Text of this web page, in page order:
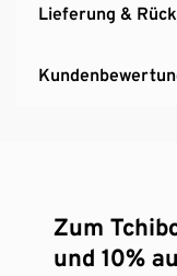
Lieferung &
Zum
und 10%